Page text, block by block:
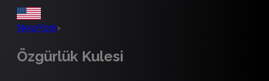
NewYork›
Özgürlük Kulesi